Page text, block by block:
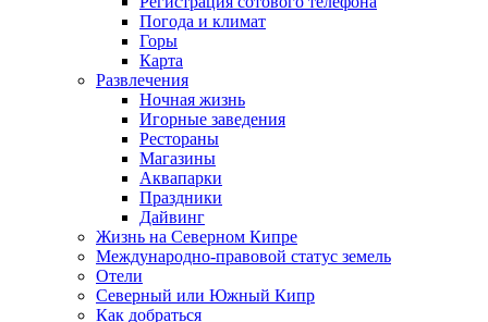
Погода и климат
Горы
Карта
Развлечения
Ночная жизнь
Игорные заведения
Рестораны
Магазины
Аквапарки
Праздники
Дайвинг
Жизнь на Северном Кипре
Международно-правовой статус земель
Отели
Северный или Южный Кипр
Как добраться